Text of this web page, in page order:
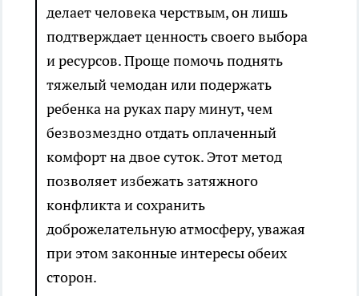
делает человека черствым, он лишь
подтверждает ценность своего выбора
и ресурсов. Проще помочь поднять
тяжелый чемодан или подержать
ребенка на руках пару минут, чем
безвозмездно отдать оплаченный
комфорт на двое суток. Этот метод
позволяет избежать затяжного
конфликта и сохранить
доброжелательную атмосферу, уважая
при этом законные интересы обеих
сторон.